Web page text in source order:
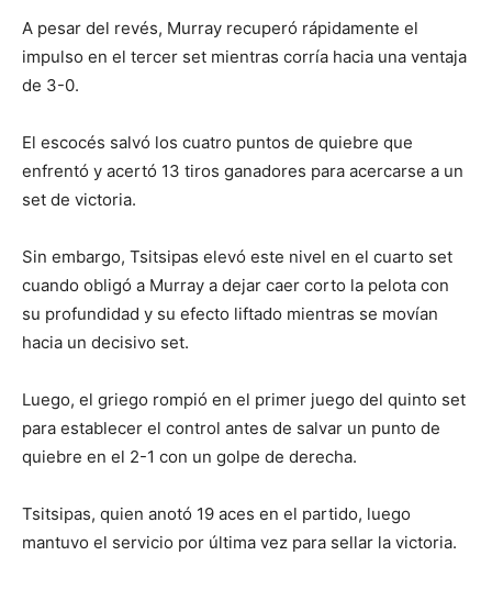
A pesar del revés, Murray recuperó rápidamente el
impulso en el tercer set mientras corría hacia una ventaja
de 3-0.
El escocés salvó los cuatro puntos de quiebre que
enfrentó y acertó 13 tiros ganadores para acercarse a un
set de victoria.
Sin embargo, Tsitsipas elevó este nivel en el cuarto set
cuando obligó a Murray a dejar caer corto la pelota con
su profundidad y su efecto liftado mientras se movían
hacia un decisivo set.
Luego, el griego rompió en el primer juego del quinto set
para establecer el control antes de salvar un punto de
quiebre en el 2-1 con un golpe de derecha.
Tsitsipas, quien anotó 19 aces en el partido, luego
mantuvo el servicio por última vez para sellar la victoria.